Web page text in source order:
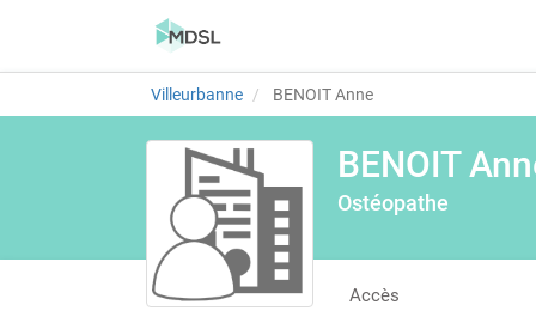
Villeurbanne BENOIT Anne
BENOIT
Ostéopathe
Accès